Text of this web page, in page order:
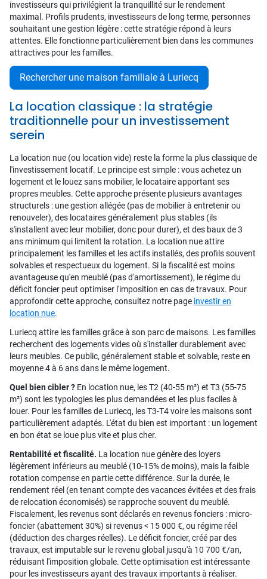
investisseurs qui privilégient la tranquillité sur le rendement
maximal. Profils prudents, investisseurs de long terme, personnes
souhaitant une gestion légère : cette stratégie répond à leurs
attentes. Elle fonctionne particulièrement bien dans les communes
attractives pour les familles.
Rechercher une maison familiale à Luriecq
La location classique : la stratégie
traditionnelle pour un investissement
serein
La location nue (ou location vide) reste la forme la plus classique de
l'investissement locatif. Le principe est simple : vous achetez un
logement et le louez sans mobilier, le locataire apportant ses
propres meubles. Cette approche présente plusieurs avantages
structurels : une gestion allégée (pas de mobilier à entretenir ou
renouveler), des locataires généralement plus stables (ils
s'installent avec leur mobilier, donc pour durer), et des baux de 3
ans minimum qui limitent la rotation. La location nue attire
principalement les familles et les actifs installés, des profils souvent
solvables et respectueux du logement. Si la fiscalité est moins
avantageuse qu'en meublé (pas d'amortissement), le régime du
déficit foncier peut optimiser l'imposition en cas de travaux. Pour
approfondir cette approche, consultez notre page investir en
location nue.
Luriecq attire les familles grâce à son parc de maisons. Les familles
recherchent des logements vides où s'installer durablement avec
leurs meubles. Ce public, généralement stable et solvable, reste en
moyenne 4 à 6 ans dans le même logement.
Quel bien cibler ? En location nue, les T2 (40-55 m²) et T3 (55-75
m²) sont les typologies les plus demandées et les plus faciles à
louer. Pour les familles de Luriecq, les T3-T4 voire les maisons sont
particulièrement adaptés. L'état du bien est important : un logement
en bon état se loue plus vite et plus cher.
Rentabilité et fiscalité. La location nue génère des loyers
légèrement inférieurs au meublé (10-15% de moins), mais la faible
rotation compense en partie cette différence. Sur la durée, le
rendement réel (en tenant compte des vacances évitées et des frais
de relocation économisés) se rapproche souvent du meublé.
Fiscalement, les revenus sont déclarés en revenus fonciers : micro-
foncier (abattement 30%) si revenus < 15 000 €, ou régime réel
(déduction des charges réelles). Le déficit foncier, créé par des
travaux, est imputable sur le revenu global jusqu'à 10 700 €/an,
réduisant l'imposition globale. Cette optimisation est intéressante
pour les investisseurs ayant des travaux importants à réaliser.